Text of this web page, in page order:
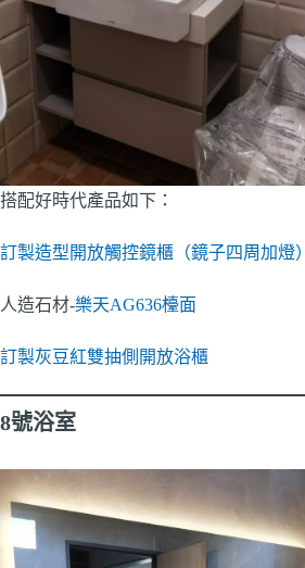
搭配好時代產品如下：
訂製造型開放觸控鏡櫃（鏡子四周加燈）
人造石材-樂天AG636檯面
訂製灰豆紅雙抽側開放浴櫃
8號浴室